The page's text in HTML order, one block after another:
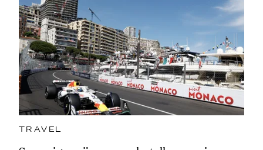
TRAVEL